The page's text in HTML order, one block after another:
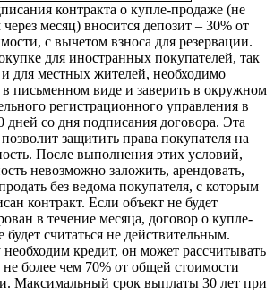
контракта о купле-продаже (не
месяц) вносится депозит – 30% от
с вычетом взноса для резервации.
для иностранных покупателей, так
для местных жителей, необходимо
в письменном виде и заверить в окружном
регистрационного управления в
дней со дня подписания договора. Эта
защитить права покупателя на
После выполнения этих условий,
невозможно заложить, арендовать,
без ведома покупателя, с которым
контракт. Если объект не будет
в течение месяца, договор о купле-
будет считаться не действительным.
кредит, он может рассчитывать
более чем 70% от общей стоимости
Максимальный срок выплаты 30 лет при